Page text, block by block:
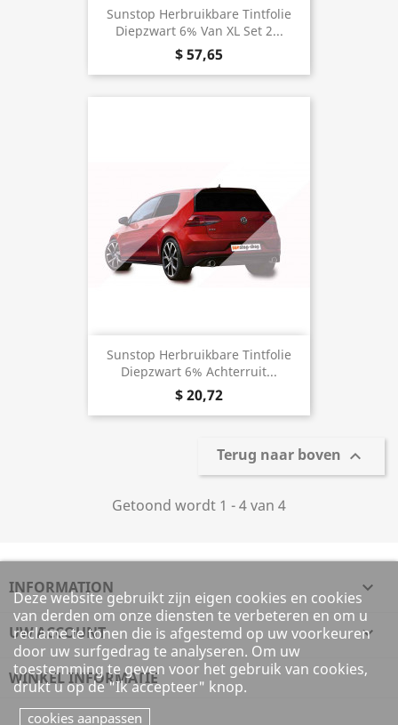
Sunstop Herbruikbare Tintfolie
Diepzwart 6% Van XL Set 2...
$ 57,65
Sunstop Herbruikbare Tintfolie
Diepzwart 6% Achterruit...
$ 20,72
Terug naar boven 
Getoond wordt 1 - 4 van 4
INFORMATION 
UW ACCOUNT 
WINKEL INFORMATIE
Deze website gebruikt zijn eigen cookies en cookies
van derden om onze diensten te verbeteren en om u
reclame te tonen die is afgestemd op uw voorkeuren
door uw surfgedrag te analyseren. Om uw
toestemming te geven voor het gebruik van cookies,
drukt u op de "Ik accepteer" knop.
cookies aanpassen